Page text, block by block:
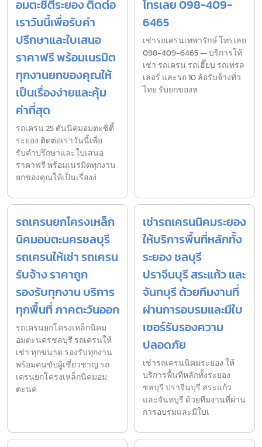
อมตะซิตี้ระยอง ติดต่อ
เราวันนี้เพื่อรับคำ
ปรึกษาและใบเสนอ
ราคาฟรี พร้อมเนรมิต
ทุกงานยกของคุณให้
เป็นเรื่องง่ายและคุ้ม
ค่าที่สุด
รถเครน 25 ตันนิคมอมตะซิตี้
ระยอง ติดต่อเราวันนี้เพื่อ
รับคำปรึกษาและใบเสนอ
ราคาฟรี พร้อมเนรมิตทุกงาน
ยกของคุณให้เป็นเรื่องง่
โทรเลย 098-409-
6465
เช่ารถเครนเทพารักษ์ โทรเลย
098-409-6465 — บริการให้
เช่า รถเครน รถเฮี๊ยบ รถเทรล
เลอร์ และรถ 10 ล้อรับจ้างทั่ว
ไทย รับยกของห
รถเครนยกโครงเหล็ก
นิคมอมตะนครชลบุรี
รถเครนให้เช่า รถเครน
รับจ้าง ราคาถูก
รองรับทุกงาน บริการ
ทุกพื้นที่ ภาคตะวันออก
รถเครนยกโครงเหล็กนิคม
อมตะนครชลบุรี รถเครนให้
เช่า ทุกขนาด รองรับทุกงาน
พร้อมคนขับผู้เชี่ยวชาญ รถ
เครนยกโครงเหล็กนิคมอม
ตะนค
เช่ารถเครนนิคมระยอง
ให้บริการพื้นที่หลักทั้ง
ระยอง ชลบุรี
ปราจีนบุรี สระแก้ว และ
จันทบุรี ด้วยทีมงานที่
ผ่านการอบรมและมีใบ
เซอร์รับรองความ
ปลอดภัย
เช่ารถเครนนิคมระยอง ให้
บริการพื้นที่หลักทั้งระยอง
ชลบุรี ปราจีนบุรี สระแก้ว
และจันทบุรี ด้วยทีมงานที่ผ่าน
การอบรมและมีใบเ